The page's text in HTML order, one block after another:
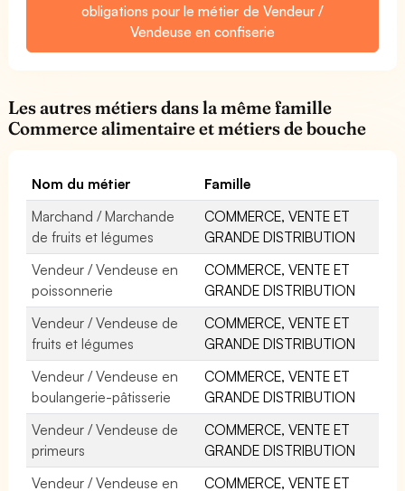
obligations pour le métier de Vendeur /
Vendeuse en confiserie
Les autres métiers dans la même famille
Commerce alimentaire et métiers de bouche
Nom du métier
Famille
Marchand / Marchande
de fruits et légumes
COMMERCE, VENTE ET
GRANDE DISTRIBUTION
Vendeur / Vendeuse en
poissonnerie
COMMERCE, VENTE ET
GRANDE DISTRIBUTION
Vendeur / Vendeuse de
fruits et légumes
COMMERCE, VENTE ET
GRANDE DISTRIBUTION
Vendeur / Vendeuse en
boulangerie-pâtisserie
COMMERCE, VENTE ET
GRANDE DISTRIBUTION
Vendeur / Vendeuse de
primeurs
COMMERCE, VENTE ET
GRANDE DISTRIBUTION
Vendeur / Vendeuse en
COMMERCE, VENTE ET